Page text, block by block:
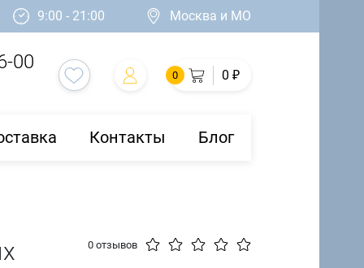
9:00 - 21:00 Москва и МО
00
0 0 ₽
Контакты Блог
0 отзывов